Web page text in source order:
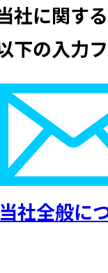
社に関す
下の入力
当社全般に